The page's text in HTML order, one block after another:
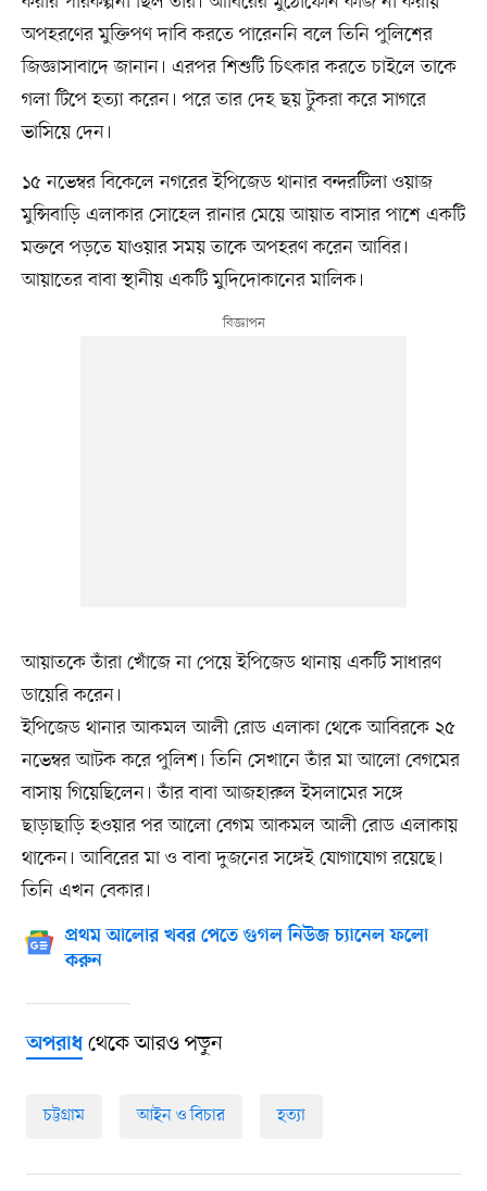
অপহরণের মুক্তিপণ দাবি করতে পারেননি বলে তিনি পুলিশের
জিজ্ঞাসাবাদে জানান। এরপর শিশুটি চিৎকার করতে চাইলে তাকে
গলা টিপে হত্যা করেন। পরে তার দেহ ছয় টুকরা করে সাগরে
ভাসিয়ে দেন।
১৫ নভেম্বর বিকেলে নগরের ইপিজেড থানার বন্দরটিলা ওয়াজ
মুন্সিবাড়ি এলাকার সোহেল রানার মেয়ে আয়াত বাসার পাশে একটি
মক্তবে পড়তে যাওয়ার সময় তাকে অপহরণ করেন আবির।
আয়াতের বাবা স্থানীয় একটি মুদিদোকানের মালিক।
আয়াতকে তাঁরা খোঁজে না পেয়ে ইপিজেড থানায় একটি সাধারণ
ডায়েরি করেন।
ইপিজেড থানার আকমল আলী রোড এলাকা থেকে আবিরকে ২৫
নভেম্বর আটক করে পুলিশ। তিনি সেখানে তাঁর মা আলো বেগমের
বাসায় গিয়েছিলেন। তাঁর বাবা আজহারুল ইসলামের সঙ্গে
ছাড়াছাড়ি হওয়ার পর আলো বেগম আকমল আলী রোড এলাকায়
থাকেন। আবিরের মা ও বাবা দুজনের সঙ্গেই যোগাযোগ রয়েছে।
তিনি এখন বেকার।
প্রথম আলোর খবর পেতে গুগল নিউজ চ্যানেল ফলো
করুন
অপরাধথেকে আরও পড়ুন
চট্টগ্রাম আইন ও বিচার হত্যা